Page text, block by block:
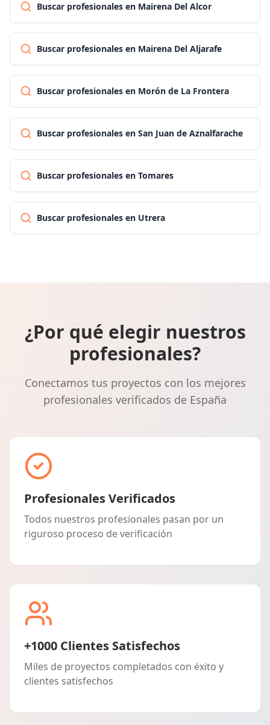
Buscar profesionales en Mairena Del Alcor
Buscar profesionales en Mairena Del Aljarafe
Buscar profesionales en Morón de La Frontera
Buscar profesionales en San Juan de Aznalfarache
Buscar profesionales en Tomares
Buscar profesionales en Utrera
¿Por qué elegir nuestros
profesionales?
Conectamos tus proyectos con los mejores
profesionales verificados de España
Profesionales Verificados
Todos nuestros profesionales pasan por un
riguroso proceso de verificación
+1000 Clientes Satisfechos
Miles de proyectos completados con éxito y
clientes satisfechos